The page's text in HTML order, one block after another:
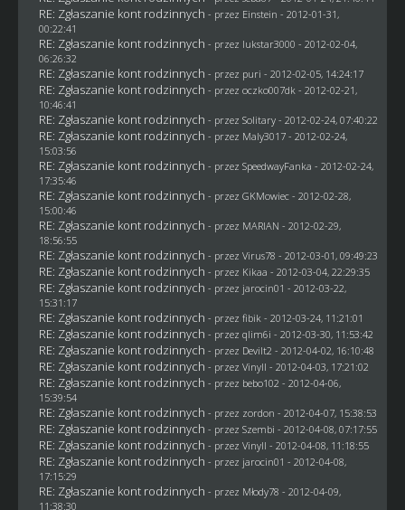
RE: Zgłaszanie kont rodzinnych - przez Einstein - 2012-01-31,
00:22:41
RE: Zgłaszanie kont rodzinnych - przez lukstar3000 - 2012-02-04,
06:26:32
RE: Zgłaszanie kont rodzinnych - przez puri - 2012-02-05, 14:24:17
RE: Zgłaszanie kont rodzinnych - przez oczko007dk - 2012-02-21,
10:46:41
RE: Zgłaszanie kont rodzinnych - przez Solitary- 2012-02-24, 07:40:22
RE: Zgłaszanie kont rodzinnych - przez Maly3017- 2012-02-24,
15:03:56
RE: Zgłaszanie kont rodzinnych - przez SpeedwayFanka - 2012-02-24,
17:35:46
RE: Zgłaszanie kont rodzinnych - przez GKMowiec- 2012-02-28,
15:00:46
RE: Zgłaszanie kont rodzinnych - przez MARIAN - 2012-02-29,
18:56:55
RE: Zgłaszanie kont rodzinnych - przez Virus78 - 2012-03-01, 09:49:23
RE: Zgłaszanie kont rodzinnych - przez Kikaa - 2012-03-04, 22:29:35
RE: Zgłaszanie kont rodzinnych - przez jarocin01 - 2012-03-22,
15:31:17
RE: Zgłaszanie kont rodzinnych - przez fibik- 2012-03-24, 11:21:01
RE: Zgłaszanie kont rodzinnych - przez qlim6i - 2012-03-30, 11:53:42
RE: Zgłaszanie kont rodzinnych - przez Devilt2 - 2012-04-02, 16:10:48
RE: Zgłaszanie kont rodzinnych - przez Vinyll - 2012-04-03, 17:21:02
RE: Zgłaszanie kont rodzinnych - przez bebo102 - 2012-04-06,
15:39:54
RE: Zgłaszanie kont rodzinnych - przez zordon - 2012-04-07, 15:38:53
RE: Zgłaszanie kont rodzinnych - przez Szembi - 2012-04-08, 07:17:55
RE: Zgłaszanie kont rodzinnych - przez Vinyll - 2012-04-08, 11:18:55
RE: Zgłaszanie kont rodzinnych - przez jarocin01 - 2012-04-08,
17:15:29
RE: Zgłaszanie kont rodzinnych - przez Młody78 - 2012-04-09,
11:38:30